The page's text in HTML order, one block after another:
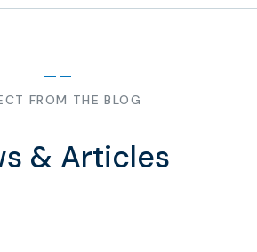
FROM THE BLOG
& Articles